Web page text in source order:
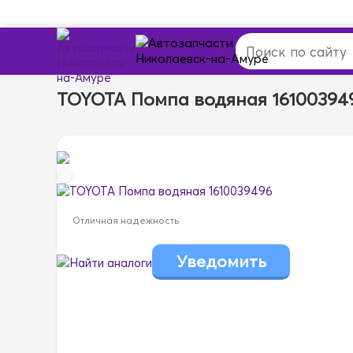
TOYOTA Помпа водяная
Отличная надежность
Найти аналоги